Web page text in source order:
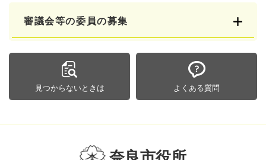
審議会等の委員の募集
見つからないときは よくある質問